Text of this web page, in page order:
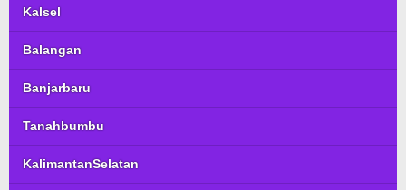
Kalsel
Balangan
Banjarbaru
Tanahbumbu
KalimantanSelatan